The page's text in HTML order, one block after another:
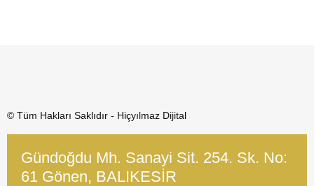
© Tüm Hakları Saklıdır - Hiçyılmaz Dijital
Gündoğdu Mh. Sanayi Sit. 254. Sk. No:
61 Gönen, BALIKESİR